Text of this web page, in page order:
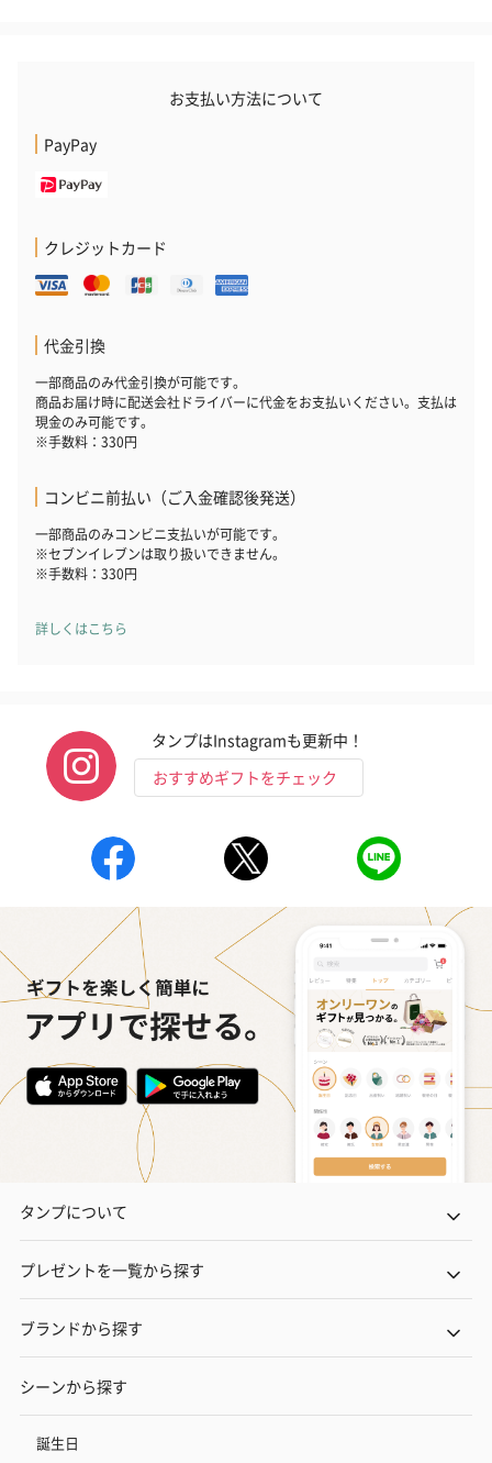
お支払い方法について
PayPay
クレジットカード
代金引換
一部商品のみ代金引換が可能です。
商品お届け時に配送会社ドライバーに代金をお支払いください。支払は
現金のみ可能です。
※手数料：330円
コンビニ前払い（ご入金確認後発送）
一部商品のみコンビニ支払いが可能です。
※セブンイレブンは取り扱いできません。
※手数料：330円
詳しくはこちら
タンプはInstagramも更新中！
おすすめギフトをチェック
タンプについて
プレゼントを一覧から探す
ブランドから探す
シーンから探す
誕生日